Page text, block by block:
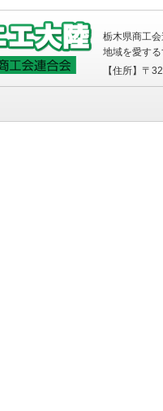
栃木県商工
地域を愛す
【住所】〒